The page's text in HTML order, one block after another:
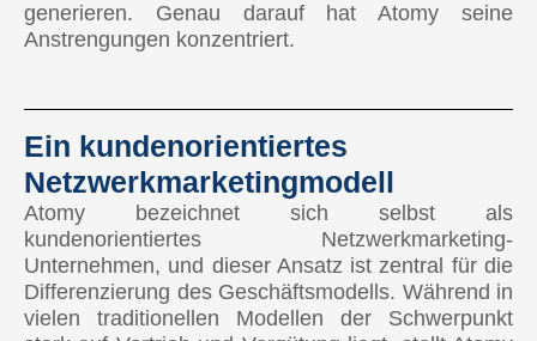
generieren. Genau darauf hat Atomy seine
Anstrengungen konzentriert.
Ein kundenorientiertes
Netzwerkmarketingmodell
Atomy bezeichnet sich selbst als
kundenorientiertes Netzwerkmarketing-
Unternehmen, und dieser Ansatz ist zentral für die
Differenzierung des Geschäftsmodells. Während in
vielen traditionellen Modellen der Schwerpunkt